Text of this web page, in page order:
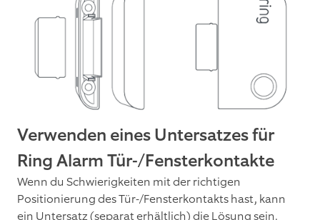
Verwenden eines Untersatzes für
Ring Alarm Tür-/Fensterkontakte
Wenn du Schwierigkeiten mit der richtigen
Positionierung des Tür-/Fensterkontakts hast, kann
ein Untersatz (separat erhältlich) die Lösung sein.